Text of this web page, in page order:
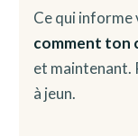
Ce qui informe
comment ton
et maintenant.
à jeun.